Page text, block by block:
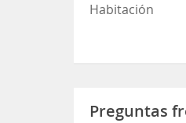
Habitación
Preguntas